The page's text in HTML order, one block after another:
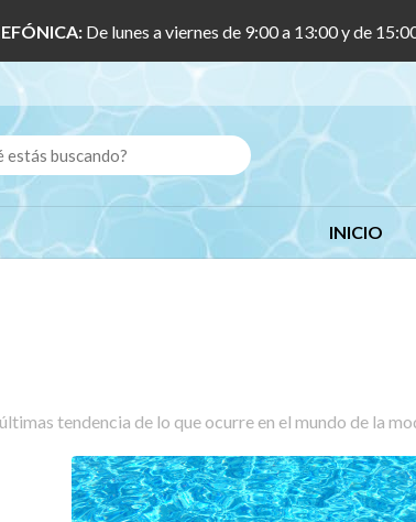
De lunes a viernes de 9:00 a 13:00 y de
INICIO
tendencia de lo que ocurre en el mundo de la